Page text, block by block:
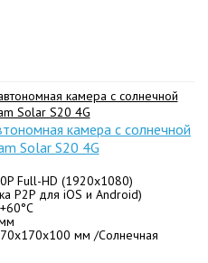
камера с солнечной
Solar S20 4G
Full-HD (1920x1080)
P2P для iOS и Android)
мм /Солнечная